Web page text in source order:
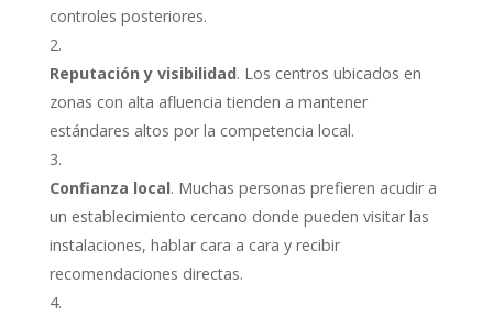
controles posteriores.
Reputación y visibilidad. Los centros ubicados en
zonas con alta afluencia tienden a mantener
estándares altos por la competencia local.
Confianza local. Muchas personas prefieren acudir a
un establecimiento cercano donde pueden visitar las
instalaciones, hablar cara a cara y recibir
recomendaciones directas.